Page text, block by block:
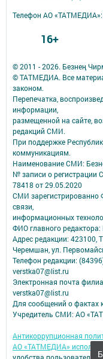
© 2011 - 2026. Безнең
© ТАТМЕДИА. Все
законом.
Перепечатка,
информации,
размещенной на сайте,
редакций СМИ.
При поддержке
коммуникациям.
Наименование СМИ:
№ записи о регистрации
78418 от 29.05.2020
СМИ зарегистрированно
связи,
информационных
ФИО главного
Адрес редакции: 423100,
Черемшан, ул.
Телефон редакции:
verstka07@list.ru
Электронная почта
verstka07@list.ru
Для сообщений о фактах
Учредитель СМИ: АО
Антикоррупционная
АО «ТАТМЕДИА»
удобства пользователей
Телефон АО «ТАТМЕДИА»:
16+